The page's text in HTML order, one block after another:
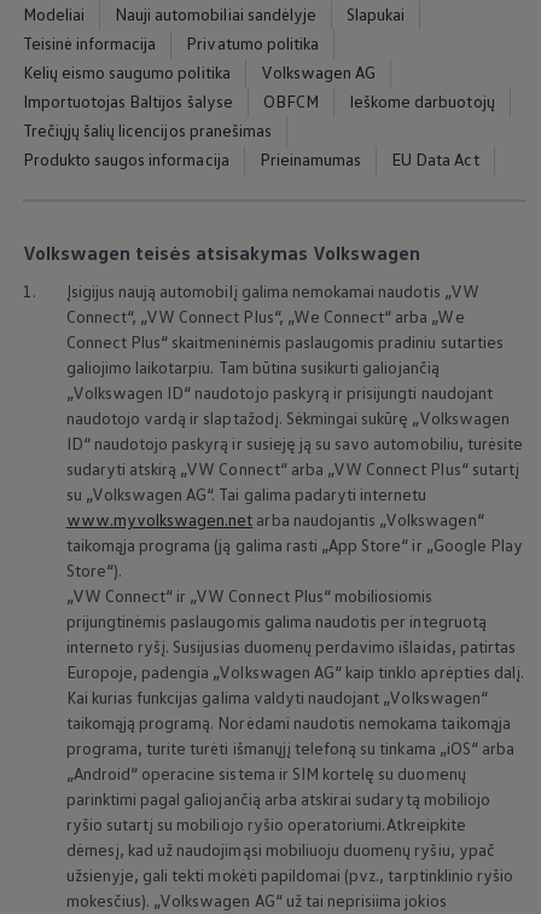
Ratai ir padangos
Pagalba įvykus eismo įvykiui ar automobiliui
Volkswagen servisas
Priedai
Interjero ir eksterjero apsauga
Transportavimo ir bagažo sprendimai
Pramogos ir elektronika
Suasmeninimas
Atšaukimo kampanijos
Naujausi jūsų Volkswagen automobilio
Vidaus degimo variklį turinčių automobilių
Skaitmeninė instrukcija
myVolkswagen
Takata oro pagalvių atšaukimas dėl saugos problemų
Modeliai Nauji automobiliai sandėlyje
Slapukai
Teisinė informacija
Privatumo politika
Kelių eismo saugumo politika
Volkswagen AG
Importuotojas Baltijos šalyse
OBFCM
Ieškome darbuotojų
Trečiųjų šalių licencijos pranešimas
Produkto saugos informacija
Prieinamumas EU Data Act
Volkswagen teisės atsisakymas Volkswagen
1.
Įsigijus naują automobilį galima nemokamai naudotis „VW
Connect“, „VW Connect Plus“, „We Connect“ arba „We
Connect Plus“ skaitmeninėmis paslaugomis pradiniu sutarties
galiojimo laikotarpiu. Tam būtina susikurti galiojančią
„Volkswagen ID“ naudotojo paskyrą ir prisijungti naudojant
naudotojo vardą ir slaptažodį. Sėkmingai sukūrę „Volkswagen
ID“ naudotojo paskyrą ir susieję ją su savo automobiliu, turėsite
sudaryti atskirą „VW Connect“ arba „VW Connect Plus“ sutartį
su „Volkswagen AG“. Tai galima padaryti internetu
www.myvolkswagen.net arba naudojantis „Volkswagen“
taikomąja programa (ją galima rasti „App Store“ ir „Google Play
Store“).
„VW Connect“ ir „VW Connect Plus“ mobiliosiomis
prijungtinėmis paslaugomis galima naudotis per integruotą
interneto ryšį. Susijusias duomenų perdavimo išlaidas, patirtas
Europoje, padengia „Volkswagen AG“ kaip tinklo aprėpties dalį.
Kai kurias funkcijas galima valdyti naudojant „Volkswagen“
taikomąją programą. Norėdami naudotis nemokama taikomąja
programa, turite turėti išmanųjį telefoną su tinkama „iOS“ arba
„Android“ operacine sistema ir SIM kortelę su duomenų
parinktimi pagal galiojančią arba atskirai sudarytą mobiliojo
ryšio sutartį su mobiliojo ryšio operatoriumi. Atkreipkite
dėmesį, kad už naudojimąsi mobiliuoju duomenų ryšiu, ypač
užsienyje, gali tekti mokėti papildomai (pvz., tarptinklinio ryšio
mokesčius). „Volkswagen AG“ už tai neprisiima jokios